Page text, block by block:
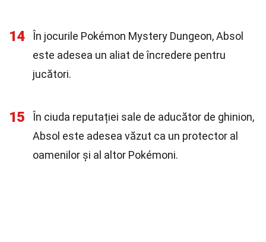
14
În jocurile Pokémon Mystery Dungeon, Absol
este adesea un aliat de încredere pentru
jucători.
15
În ciuda reputației sale de aducător de ghinion,
Absol este adesea văzut ca un protector al
oamenilor și al altor Pokémoni.